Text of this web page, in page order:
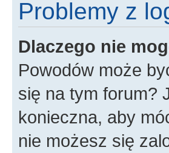
Problemy z
Dlaczego nie
Powodów może
się na tym forum?
konieczna, aby
nie możesz się